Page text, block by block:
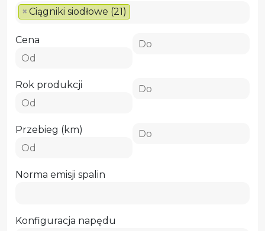
× Ciągniki siodłowe (21)
Cena
Rok produkcji
Przebieg (km)
Norma emisji spalin
Konfiguracja napędu